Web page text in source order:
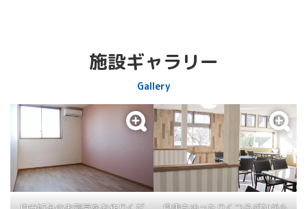
施設ギャラリー
Gallery